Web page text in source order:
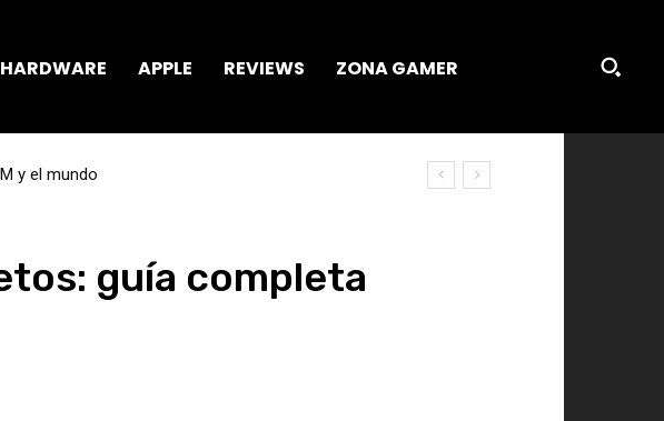
HARDWARE APPLE REVIEWS ZONA GAMER
y el mundo
guía completa